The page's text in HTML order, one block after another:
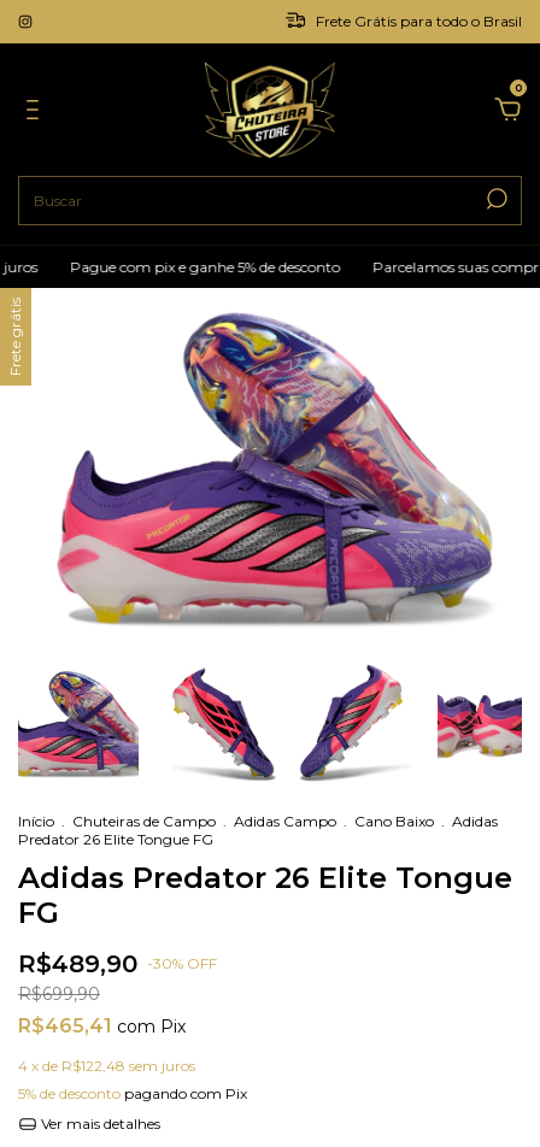
Frete Grátis para todo o Brasil
0
Pague com pix e ganhe 5% de desconto Parcelamos suas compras em
Frete grátis
Início . Chuteiras de Campo . Adidas Campo . Cano Baixo . Adidas
Predator 26 Elite Tongue FG
Adidas Predator 26 Elite Tongue
FG
R$489,90 -30% OFF
R$699,90
R$465,41 com Pix
4 x de R$122,48 sem juros
5% de desconto pagando com Pix
Ver mais detalhes